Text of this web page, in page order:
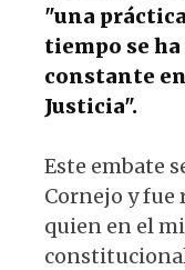
"una
tiempo se
constante
Justicia".
Este embate
Cornejo y fue
quien en el